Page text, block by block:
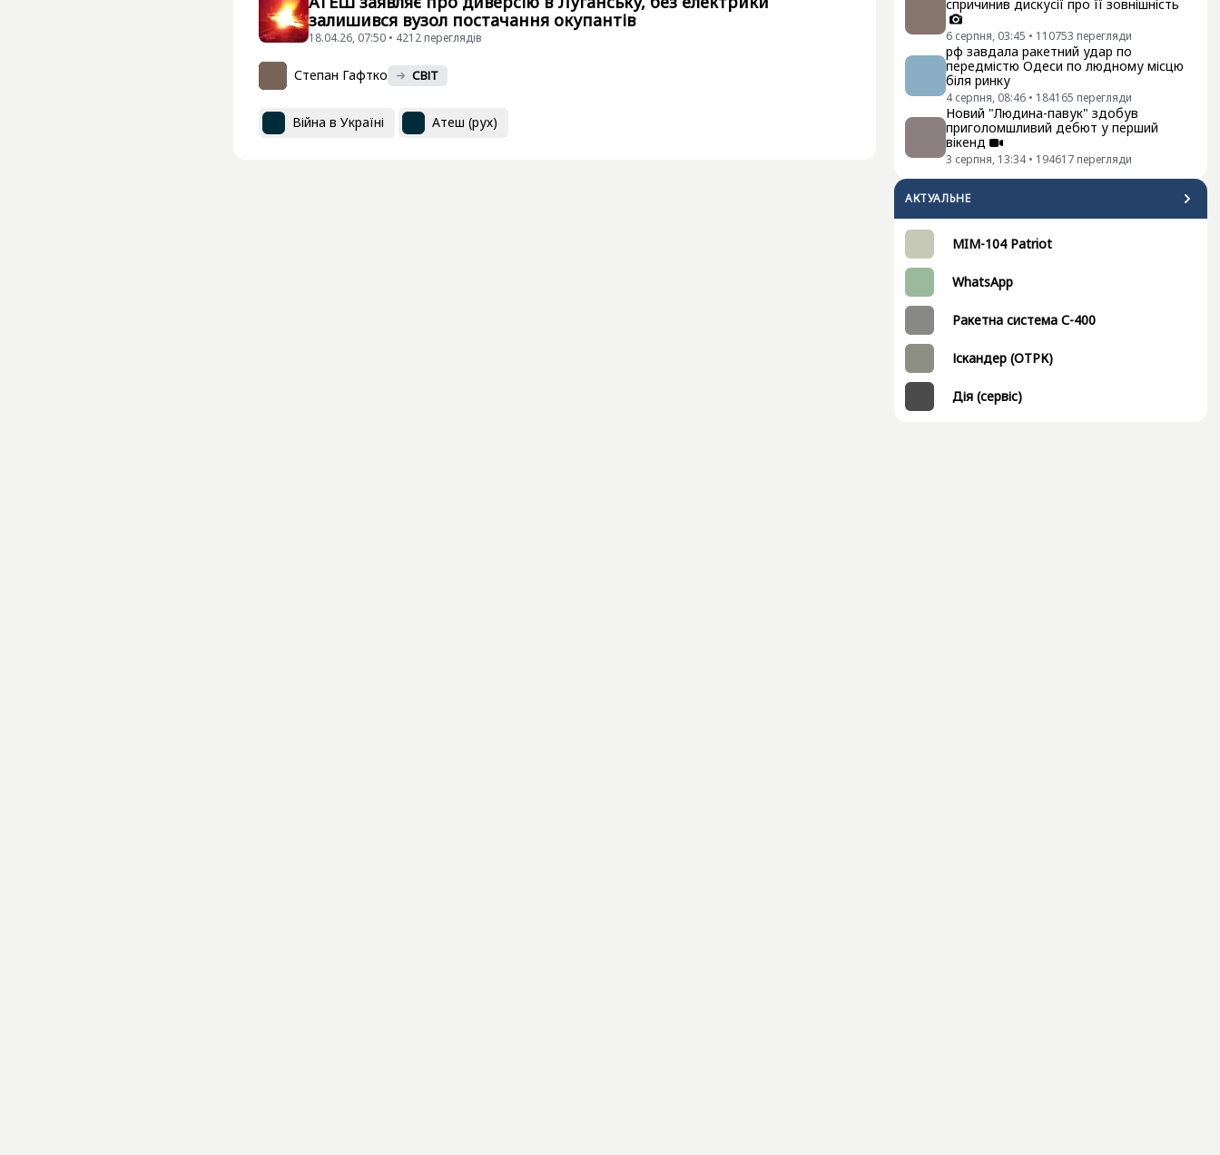
спричинив дискусії про її зовнішність
6 серпня, 03:45 • 110753 перегляди
рф завдала ракетний удар по
передмістю Одеси по людному місцю
біля ринку
4 серпня, 08:46 • 184165 перегляди
Новий "Людина-павук" здобув
приголомшливий дебют у перший
вікенд
3 серпня, 13:34 • 194617 перегляди
АКТУАЛЬНЕ
MIM-104 Patriot
WhatsApp
Ракетна система С-400
Іскандер (ОТРК)
Дія (сервіс)
залишився вузол постачання окупантів
18.04.26, 07:50 • 4212 переглядiв
Степан Гафтко СВІТ
Війна в Україні Атеш (рух)